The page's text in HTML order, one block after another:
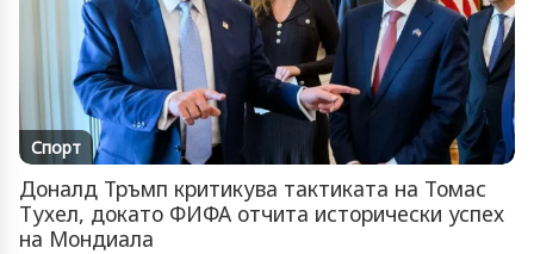
Спорт
Доналд Тръмп критикува тактиката на Томас
Тухел, докато ФИФА отчита исторически успех
на Мондиала